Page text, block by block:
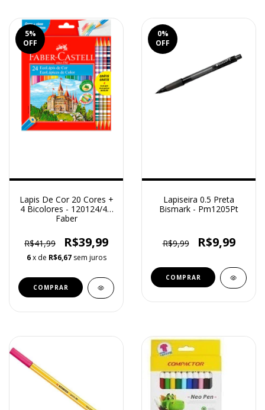
5%
OFF
Lapis De Cor 20 Cores +
4 Bicolores - 120124/4B
Faber
R$41,99 R$39,99
6 x de R$6,67 sem juros
0%
OFF
Lapiseira 0.5 Preta
Bismark - Pm1205Pt
R$9,99 R$9,99